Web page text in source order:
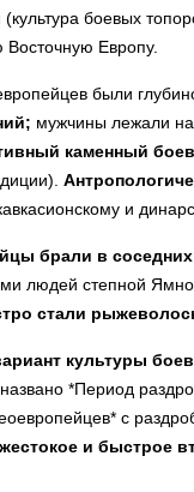
боевых
Европу.
были
мужчины лежали
каменный
и
брали в
людей степной
стали
культуры
*Период
с
и быстрое